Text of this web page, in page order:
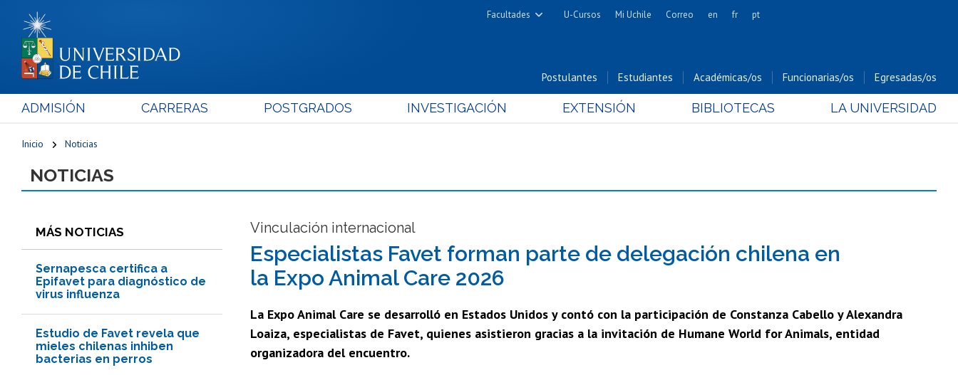
Facultades
Cs. Físicas y Matemáticas
Cs. Forestales y Conservación
Cs. Químicas y Farmacéuticas
Cs. Sociales
Nutrición y Tecnología de
Bachillerato
U-Cursos Mi Uchile Correo en fr pt
Postulantes Estudiantes Académicas/os Funcionarias/os Egresadas/os
ADMISIÓN CARRERAS POSTGRADOS INVESTIGACIÓN EXTENSIÓN BIBLIOTECAS LA UNIVERSIDAD
Inicio Noticias
NOTICIAS
MÁS NOTICIAS
Sernapesca certifica a
Epifavet para diagnóstico de
virus influenza
Estudio de Favet revela que
mieles chilenas inhiben
bacterias en perros
Vinculación internacional
Especialistas Favet forman parte de delegación chilena en
la Expo Animal Care 2026
La Expo Animal Care se desarrolló en Estados Unidos y contó con la participación de Constanza Cabello y Alexandra
Loaiza, especialistas de Favet, quienes asistieron gracias a la invitación de Humane World for Animals, entidad
organizadora del encuentro.